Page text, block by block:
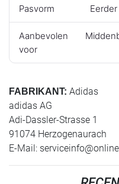
Pasvorm
Aanbevolen
voor
FABRIKANT: Adidas
adidas AG
Adi-Dassler-Strasse 1
91074 Herzogenaurach
E-Mail: